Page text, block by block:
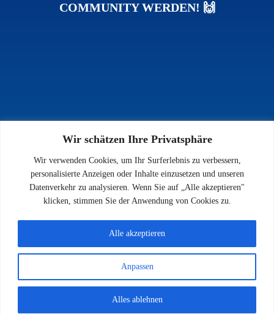
Wir schätzen Ihre Privatsphäre
Wir verwenden Cookies, um Ihr Surferlebnis zu verbessern,
personalisierte Anzeigen oder Inhalte einzusetzen und unseren
Datenverkehr zu analysieren. Wenn Sie auf „Alle akzeptieren"
klicken, stimmen Sie der Anwendung von Cookies zu.
Anpassen
Alles ablehnen
Alle akzeptieren
COMMUNITY WERDEN! 🙌
INFOS
Impressum
Datenschutz
Kontakt
© 2026 SV 1923 Enkenbach e.V.